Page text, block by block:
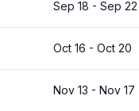
Sep 18 - Sep 22
Oct 16 - Oct 20
Nov 13 - Nov 17